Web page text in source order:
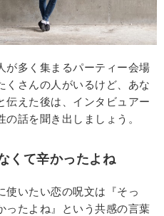
が多く集まるパーティー会場
くさんの人がいるけど、あな
伝えた後は、インタビュアー
話を聞き出しましょう。
くて辛かったよね
使いたい恋の呪文は『そっ
ったよね』という共感の言葉